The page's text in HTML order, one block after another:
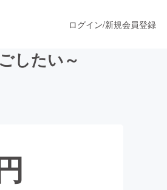
ログイン/新規会員登録
したい～